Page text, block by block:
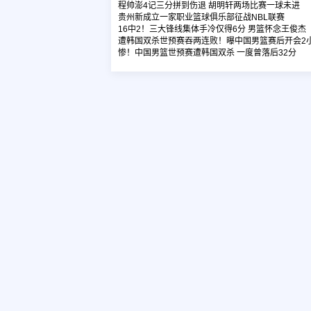
程帅澎4记三分拼到伤退 胡明轩两场比赛一球未进
贵州新成立一家职业篮球俱乐部征战NBL联赛
16中2！三大锋线集体手冷仅得6分 男篮怀念王俊杰
遭韩国双杀世预赛吞两连败！曝中国男篮赛后开会2
惨！中国男篮世预赛遭韩国双杀 一度曾落后32分